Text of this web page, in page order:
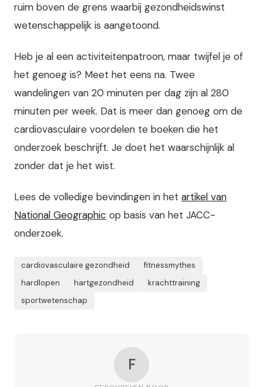
ruim boven de grens waarbij gezondheidswinst
wetenschappelijk is aangetoond.
Heb je al een activiteitenpatroon, maar twijfel je of
het genoeg is? Meet het eens na. Twee
wandelingen van 20 minuten per dag zijn al 280
minuten per week. Dat is meer dan genoeg om de
cardiovasculaire voordelen te boeken die het
onderzoek beschrijft. Je doet het waarschijnlijk al
zonder dat je het wist.
Lees de volledige bevindingen in het artikel van
National Geographic op basis van het JACC-
onderzoek.
cardiovasculaire gezondheid
fitnessmythes
hardlopen
hartgezondheid
krachttraining
sportwetenschap
F